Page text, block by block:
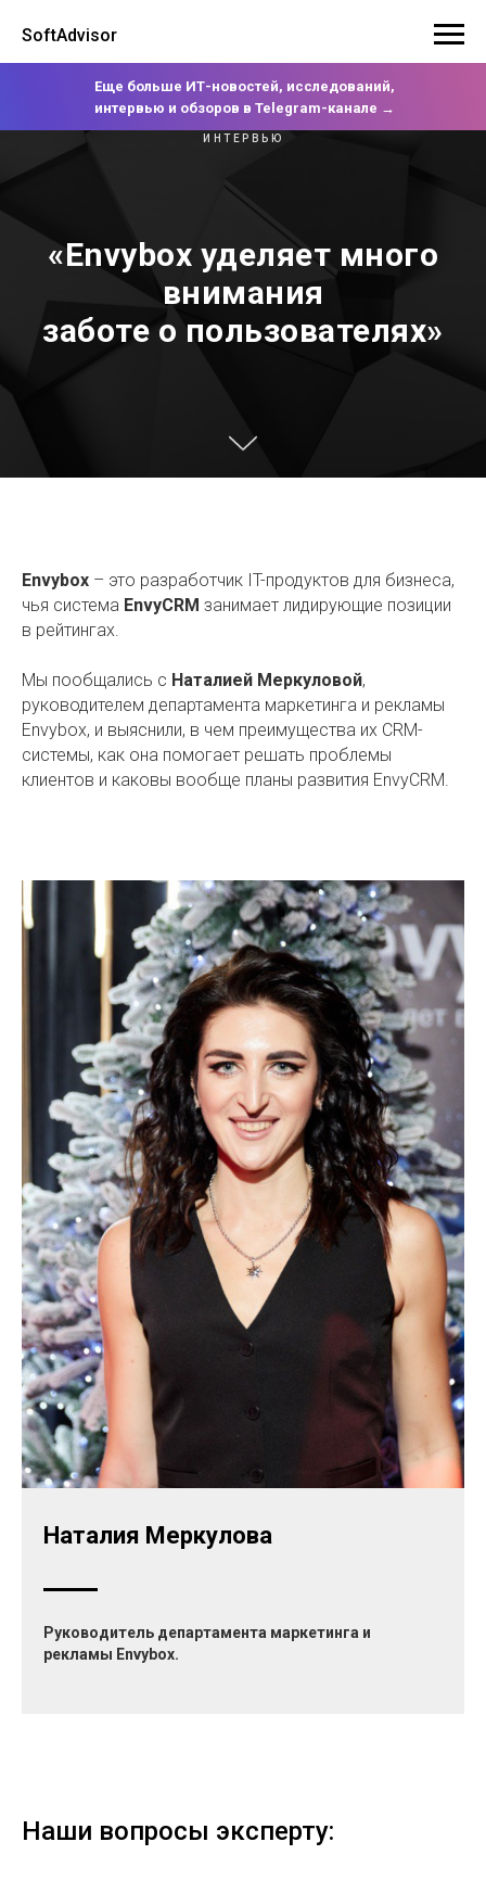
SoftAdvisor
Еще больше ИТ-новостей, исследований,
интервью и обзоров в Telegram-канале →
ИНТЕРВЬЮ
«Envybox уделяет много
внимания
заботе о пользователях»
Envybox – это разработчик IT-продуктов для бизнеса,
чья система EnvyCRM занимает лидирующие позиции
в рейтингах.
Мы пообщались с Наталией Меркуловой,
руководителем департамента маркетинга и рекламы
Envybox, и выяснили, в чем преимущества их CRM-
системы, как она помогает решать проблемы
клиентов и каковы вообще планы развития EnvyCRM.
Наталия Меркулова
Руководитель департамента маркетинга и
рекламы Envybox.
Наши вопросы эксперту: